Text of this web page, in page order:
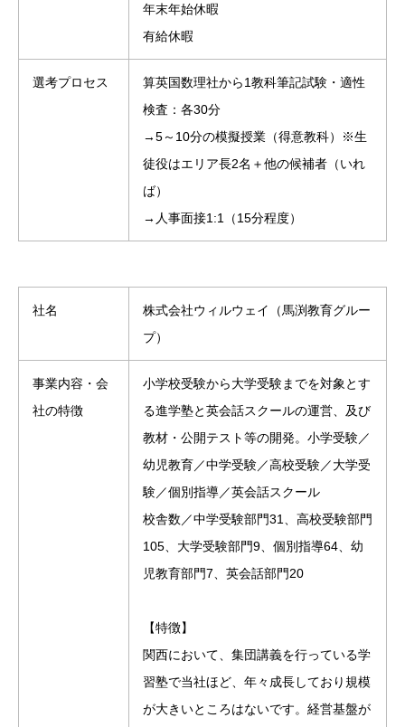
年末年始休暇
有給休暇
選考プロセス
算英国数理社から1教科筆記試験・適性
検査：各30分
→5～10分の模擬授業（得意教科）※生
徒役はエリア長2名＋他の候補者（いれ
ば）
→人事面接1:1（15分程度）
社名
株式会社ウィルウェイ（馬渕教育グルー
プ）
事業内容・会
社の特徴
小学校受験から大学受験までを対象とす
る進学塾と英会話スクールの運営、及び
教材・公開テスト等の開発。小学受験／
幼児教育／中学受験／高校受験／大学受
験／個別指導／英会話スクール
校舎数／中学受験部門31、高校受験部門
105、大学受験部門9、個別指導64、幼
児教育部門7、英会話部門20
【特徴】
関西において、集団講義を行っている学
習塾で当社ほど、年々成長しており規模
が大きいところはないです。経営基盤が